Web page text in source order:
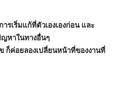
รเริ่มแก้ที่ตัวเองเองก่อน และ
ญหาในทางอื่นๆ
ก็ค่อยลองเปลี่ยนหน้าที่ของงานที่